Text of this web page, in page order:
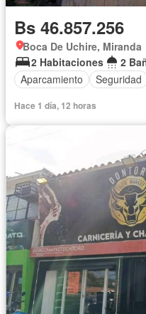
Bs 46.857.256
Boca De Uchire, Miranda
2 Habitaciones
2
Aparcamiento
Seguridad
Hace 1 día, 12 horas